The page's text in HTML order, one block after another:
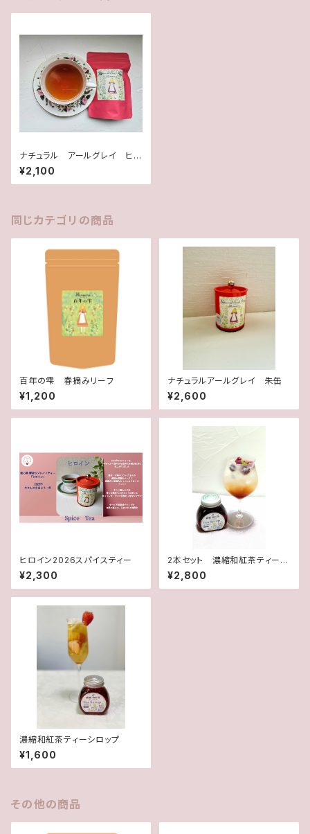
ナチュラル アールグレイ ヒ
ロイン
¥2,100
同じカテゴリの商品
百年の雫 春摘みリーフ
¥1,200
ナチュラルアールグレイ 朱缶
¥2,600
ヒロイン2026スパイスティー
¥2,300
2本セット 濃縮和紅茶ティーシ
ロップ
¥2,800
濃縮和紅茶ティーシロップ
¥1,600
その他の商品